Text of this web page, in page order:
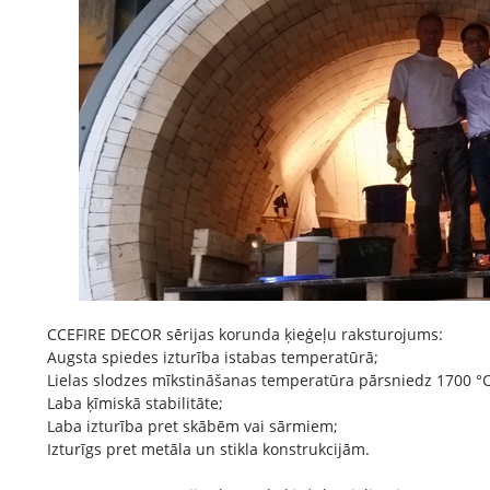
CCEFIRE DECOR sērijas korunda ķieģeļu raksturojums:
Augsta spiedes izturība istabas temperatūrā;
Lielas slodzes mīkstināšanas temperatūra pārsniedz 1700
Laba ķīmiskā stabilitāte;
Laba izturība pret skābēm vai sārmiem;
Izturīgs pret metāla un stikla konstrukcijām.